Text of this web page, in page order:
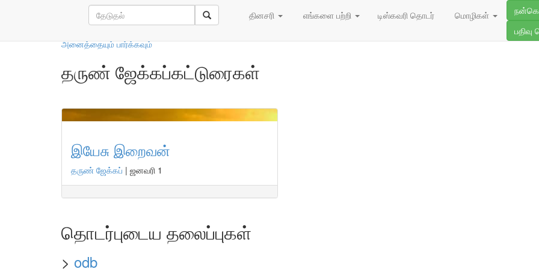
தினசரி எங்களை பற்றி டிஸ்கவரி தொடர் மொழிகள்
பதிவு
எங்கள் ஆசிரியர்கள்
அனைத்தையும் பார்க்கவும்
தருண் ஜேக்கப்கட்டுரைகள்
இயேசு இறைவன்
தருண் ஜேக்கப் | ஜனவரி 1
தொடர்புடைய தலைப்புகள்
> odb